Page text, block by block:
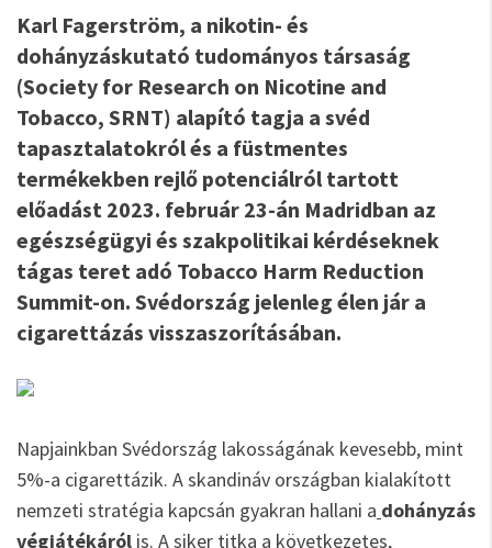
Karl Fagerström, a nikotin- és
dohányzáskutató tudományos társaság
(Society for Research on Nicotine and
Tobacco, SRNT) alapító tagja a svéd
tapasztalatokról és a füstmentes
termékekben rejlő potenciálról tartott
előadást 2023. február 23-án Madridban az
egészségügyi és szakpolitikai kérdéseknek
tágas teret adó Tobacco Harm Reduction
Summit-on. Svédország jelenleg élen jár a
cigarettázás visszaszorításában.
Napjainkban Svédország lakosságának kevesebb, mint
5%-a cigarettázik. A skandináv országban kialakított
nemzeti stratégia kapcsán gyakran hallani a dohányzás
végjátékáról is. A siker titka a következetes,